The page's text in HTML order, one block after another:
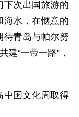
下次出国旅游的
海水，在惬意的
待青岛与帕尔努
建“一带一路”，
国文化周取得